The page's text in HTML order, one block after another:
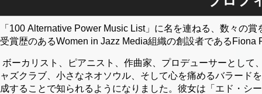
「100 Alternative Power Music List」に名を連ねる、数々の
受賞歴のあるWomen in Jazz Media組織の創設者であるFiona
ボーカリスト、ピアニスト、作曲家、プロデューサーとし
ャズクラブ、小さなネオソウル、そして心を痛めるバラード
成することで知られるようになりました。彼女は「エド・シ